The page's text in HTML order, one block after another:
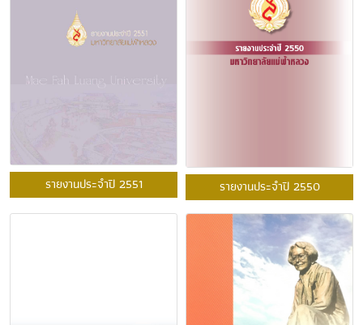
รายงานประจำปี 2551 รายงานประจำปี 2550